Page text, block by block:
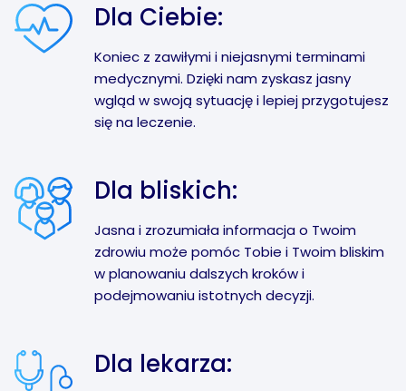
Dla Ciebie:
Koniec z zawiłymi i niejasnymi terminami
medycznymi. Dzięki nam zyskasz jasny
wgląd w swoją sytuację i lepiej przygotujesz
się na leczenie.
Dla bliskich:
Jasna i zrozumiała informacja o Twoim
zdrowiu może pomóc Tobie i Twoim bliskim
w planowaniu dalszych kroków i
podejmowaniu istotnych decyzji.
Dla lekarza: